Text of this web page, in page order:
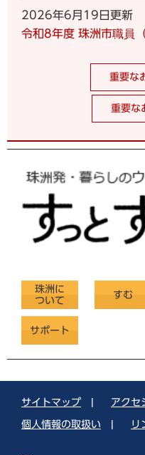
2026年6月19日更新
令和8年度 珠洲市職員
重要な
重要な
珠洲に
ついて
すむ
サポート
サイトマップ アクセ
個人情報の取扱い リ